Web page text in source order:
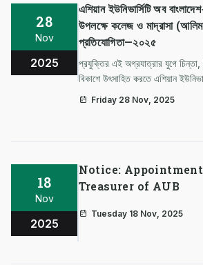
28
Nov
2025
এশিয়ান ইউনিভার্সিটি অব
উপলক্ষে কলেজ ও মাদ্রাসা (আলিম)
প্রতিযোগিতা—২০২৫
প্রযুক্তির এই অগ্রযাত্রার যুগে
বিকাশে উৎসাহিত করতে এশিয়ান
করেছে অনলাইন রচনা প্রতিযোগিতা। যোগ্য
Friday 28 Nov, 2025
18
Nov
2025
Notice:
Treasurer of AUB
Tuesday 18 Nov, 2025